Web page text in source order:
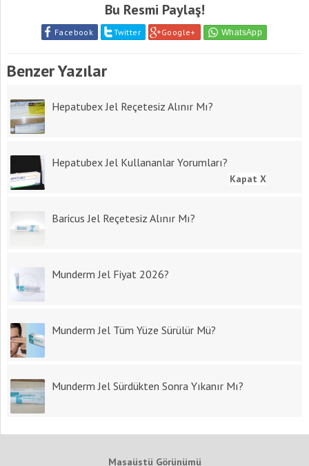
Bu Resmi Paylaş!
Facebook Twitter Google+
Benzer Yazılar
Hepatubex Jel Reçetesiz Alınır Mı?
Hepatubex Jel Kullananlar Yorumları?
Baricus Jel Reçetesiz Alınır Mı?
Munderm Jel Fiyat 2026?
Munderm Jel Tüm Yüze Sürülür Mü?
Munderm Jel Sürdükten Sonra Yıkanır Mı?
Masaüstü Görünümü
Kapat X